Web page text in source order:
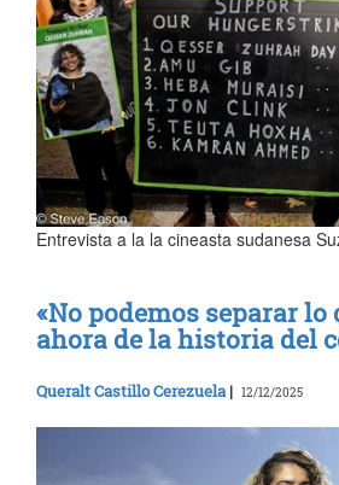
Entrevista a la la cineasta sudanesa
«No podemos separar lo
ahora de la historia del
Queralt Castillo Cerezuela | 12/12/2025